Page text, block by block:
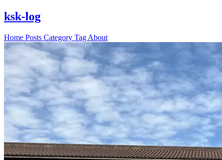
ksk-log
Home Posts Category Tag About